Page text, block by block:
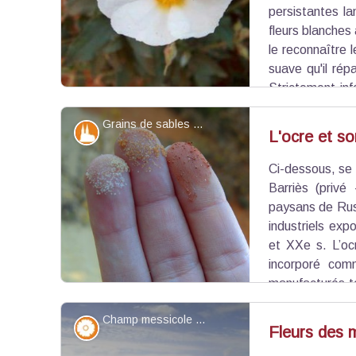
Voir l'image en plein écran
persistantes
fleurs
le reconnaître
suave qu'il
Strictement
localisé dans notre région, mais est assez
trouve sa place en lisières et clairières des
Grains de sables ocreux - ©Eric Garnier - PNR Luberon
Patrimoine et histoire L'ocre et
Ci-dessous,
Barriès
paysans de
industriels
et XXe s.
incorporé
manufacturés
industrie consommait de gros volumes
boqueaux, rustines de vélo...). Il était aussi
façades. Son exploitation a subi la grande
Champ messicole sur le plateau de Caseneuve - ©Eric Garnier - PNR Luberon
Flore Fleurs des